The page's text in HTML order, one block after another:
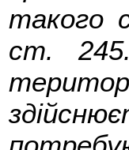
такого
ст.